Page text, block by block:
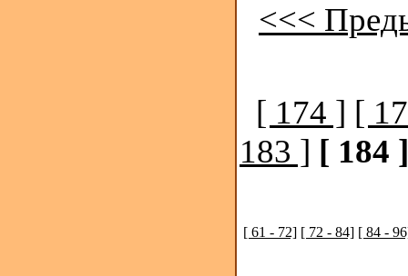
<<<
[ 174 ] [
183 ] [ 184 ]
[ 61 - 72] [ 72 - 84] [ 84 -